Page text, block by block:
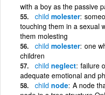
with a boy as the passive
child molester
touching them in a sexual
them molesting
child molester one
children
child neglect failure
adequate emotional and
child node A node